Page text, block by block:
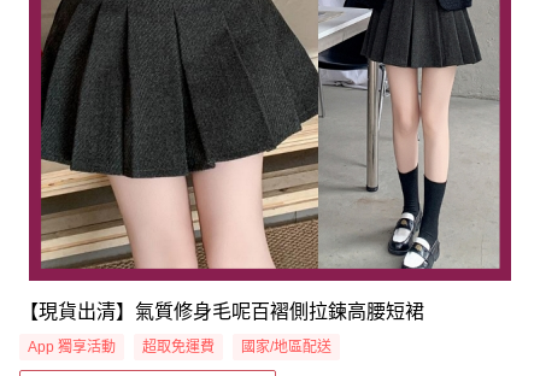
【現貨出清】氣質修身毛呢百褶側拉鍊高腰短裙
App 獨享活動 超取免運費 國家/地區配送